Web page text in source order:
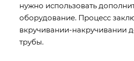
нужно использовать
оборудование. Процесс
вкручивании-накручивании
трубы.